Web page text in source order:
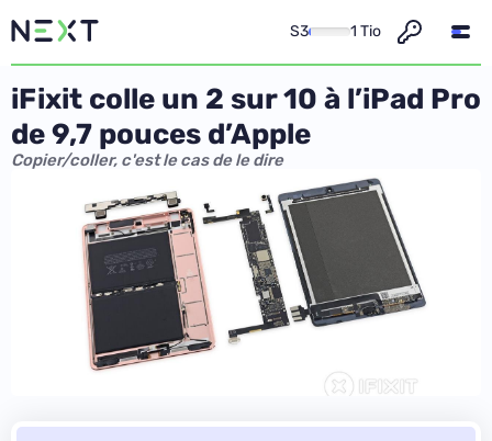
S3 1 Tio
iFixit colle un 2 sur 10 à l’iPad Pro
de 9,7 pouces d’Apple
Copier/coller, c'est le cas de le dire